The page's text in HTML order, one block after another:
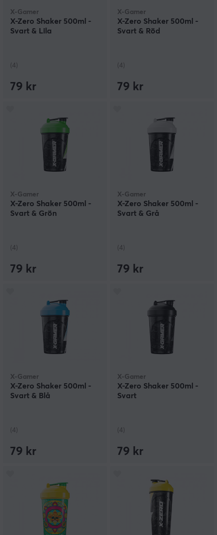
X-Gamer
X-Zero Shaker 500ml -
Svart & Lila
(4)
79 kr
X-Gamer
X-Zero Shaker 500ml -
Svart & Röd
(4)
79 kr
X-Gamer
X-Zero Shaker 500ml -
Svart & Grön
(4)
79 kr
X-Gamer
X-Zero Shaker 500ml -
Svart & Grå
(4)
79 kr
X-Gamer
X-Zero Shaker 500ml -
Svart & Blå
(4)
79 kr
X-Gamer
X-Zero Shaker 500ml -
Svart
(4)
79 kr